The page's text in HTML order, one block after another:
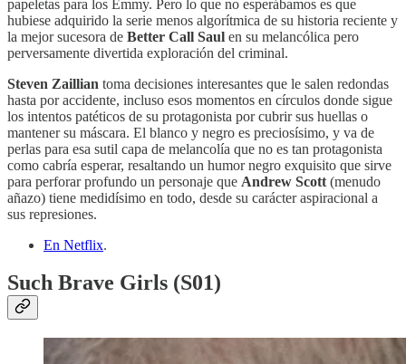
papeletas para los Emmy. Pero lo que no esperábamos es que
hubiese adquirido la serie menos algorítmica de su historia reciente y
la mejor sucesora de Better Call Saul en su melancólica pero
perversamente divertida exploración del criminal.
Steven Zaillian toma decisiones interesantes que le salen redondas
hasta por accidente, incluso esos momentos en círculos donde sigue
los intentos patéticos de su protagonista por cubrir sus huellas o
mantener su máscara. El blanco y negro es preciosísimo, y va de
perlas para esa sutil capa de melancolía que no es tan protagonista
como cabría esperar, resaltando un humor negro exquisito que sirve
para perforar profundo un personaje que Andrew Scott (menudo
añazo) tiene medidísimo en todo, desde su carácter aspiracional a
sus represiones.
En Netflix.
Such Brave Girls (S01)